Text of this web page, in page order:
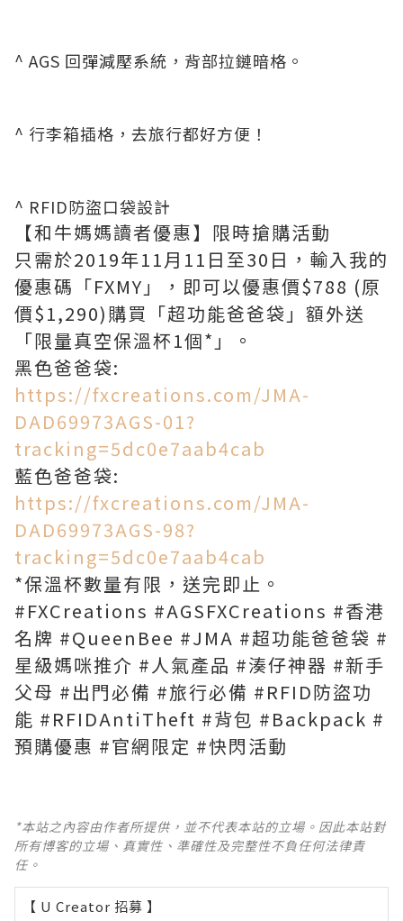
^ AGS 回彈減壓系統，背部拉鏈暗格。
^ 行李箱插格，去旅行都好方便！
^ RFID防盜口袋設計
【和牛媽媽讀者優惠】限時搶購活動
只需於2019年11月11日至30日，輸入我的
優惠碼「FXMY」，即可以優惠價$788 (原
價$1,290)購買「超功能爸爸袋」額外送
「限量真空保溫杯1個*」。
黑色爸爸袋:
https://fxcreations.com/JMA-
DAD69973AGS-01?
tracking=5dc0e7aab4cab
藍色爸爸袋:
https://fxcreations.com/JMA-
DAD69973AGS-98?
tracking=5dc0e7aab4cab
*保溫杯數量有限，送完即止。
#FXCreations #AGSFXCreations #香港
名牌 #QueenBee #JMA #超功能爸爸袋 #
星級媽咪推介 #人氣產品 #湊仔神器 #新手
父母 #出門必備 #旅行必備 #RFID防盜功
能 #RFIDAntiTheft #背包 #Backpack #
預購優惠 #官網限定 #快閃活動
*本站之內容由作者所提供，並不代表本站的立場。因此本站對
所有博客的立場、真實性、準確性及完整性不負任何法律責
任。
【 U Creator 招募 】